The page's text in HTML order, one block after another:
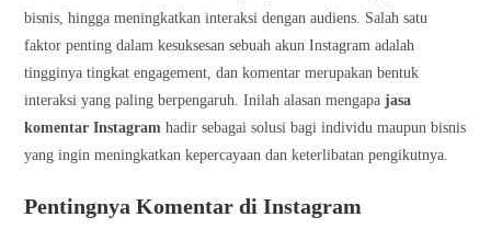
bisnis, hingga meningkatkan interaksi dengan audiens. Salah satu
faktor penting dalam kesuksesan sebuah akun Instagram adalah
tingginya tingkat engagement, dan komentar merupakan bentuk
interaksi yang paling berpengaruh. Inilah alasan mengapajasa
komentar Instagram hadir sebagai solusi bagi individu maupun bisnis
yang ingin meningkatkan kepercayaan dan keterlibatan pengikutnya.
Pentingnya Komentar di Instagram